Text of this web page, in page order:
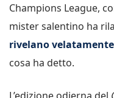
Champions League,
mister salentino ha
rivelano
cosa ha detto.